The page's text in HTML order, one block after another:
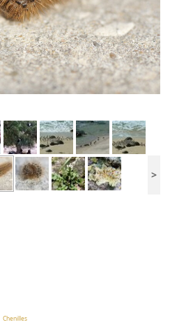
>
Chenilles